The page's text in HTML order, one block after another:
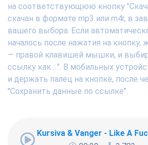
на соответствующюю кнопку
скачан в формате mp3 или m4r, в
вашего выбора. Если
началось после нажатия на кнопку,
— правой клавишей мышки, и
ссылку как ...". В мобильных
и держать палец на кнопке, после
"Сохранить данные по ссылке".
Kursiva & Vanger - Like A